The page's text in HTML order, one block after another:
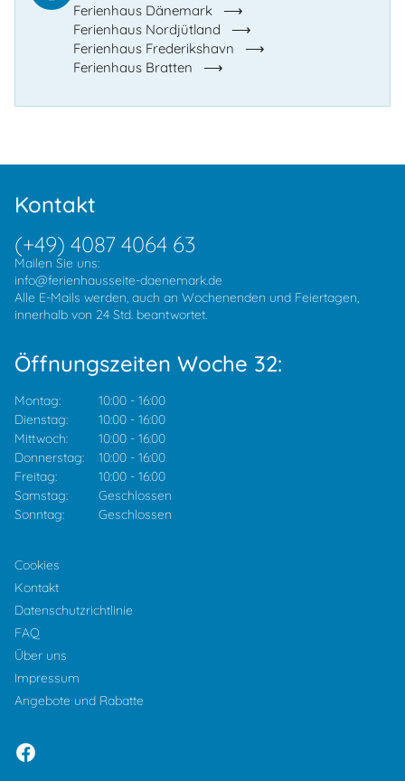
Ferienhaus Dänemark
Ferienhaus Nordjütland
Ferienhaus Frederikshavn
Ferienhaus Bratten
Kontakt
(+49) 4087 4064 63
Mailen Sie uns:
info@ferienhausseite-daenemark.de
Alle E-Mails werden, auch an Wochenenden und Feiertagen,
innerhalb von 24 Std. beantwortet.
Öffnungszeiten Woche 32:
Montag: 10:00 - 16:00
Dienstag:
10:00 - 16:00
Mittwoch:
10:00 - 16:00
Donnerstag:
10:00 - 16:00
Freitag:
10:00 - 16:00
Samstag:
Geschlossen
Sonntag:
Geschlossen
Cookies
Kontakt
Datenschutzrichtlinie
FAQ
Über uns
Impressum
Angebote und Rabatte